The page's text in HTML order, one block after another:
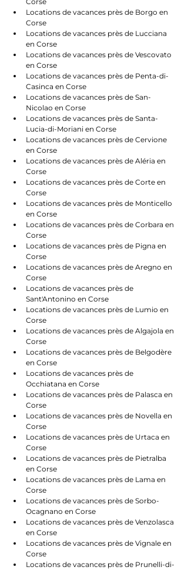
Locations de vacances près de Borgo en
Corse
Locations de vacances près de Lucciana
en Corse
Locations de vacances près de Vescovato
en Corse
Locations de vacances près de Penta-di-
Casinca en Corse
Locations de vacances près de San-
Nicolao en Corse
Locations de vacances près de Santa-
Lucia-di-Moriani en Corse
Locations de vacances près de Cervione
en Corse
Locations de vacances près de Aléria en
Corse
Locations de vacances près de Corte en
Corse
Locations de vacances près de Monticello
en Corse
Locations de vacances près de Corbara en
Corse
Locations de vacances près de Pigna en
Corse
Locations de vacances près de Aregno en
Corse
Locations de vacances près de
Sant'Antonino en Corse
Locations de vacances près de Lumio en
Corse
Locations de vacances près de Algajola en
Corse
Locations de vacances près de Belgodère
en Corse
Locations de vacances près de
Occhiatana en Corse
Locations de vacances près de Palasca en
Corse
Locations de vacances près de Novella en
Corse
Locations de vacances près de Urtaca en
Corse
Locations de vacances près de Pietralba
en Corse
Locations de vacances près de Lama en
Corse
Locations de vacances près de Sorbo-
Ocagnano en Corse
Locations de vacances près de Venzolasca
en Corse
Locations de vacances près de Vignale en
Corse
Locations de vacances près de Prunelli-di-